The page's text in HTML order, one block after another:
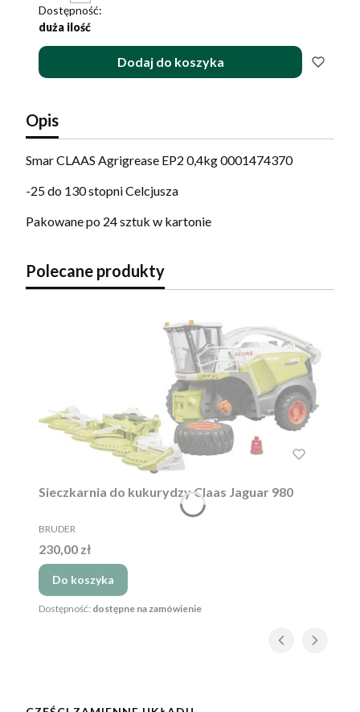
Dostępność:
duża ilość
Dodaj do koszyka
Opis
Smar CLAAS Agrigrease EP2 0,4kg 0001474370
-25 do 130 stopni Celcjusza
Pakowane po 24 sztuk w kartonie
Polecane produkty
Sieczkarnia do kukurydzy Claas Jaguar 980
PRODUCENT
BRUDER
Cena
230,00 zł
Do koszyka
Dostępność: dostępne na zamówienie